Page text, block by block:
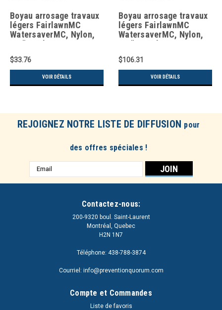
Boyau arrosage travaux
légers FairlawnMC
WatersaverMC, Nylon,
1/2" x 25'
$33.76
VOIR DÉTAILS
Boyau arrosage travaux
légers FairlawnMC
WatersaverMC, Nylon,
1/2" x 100'
$106.31
VOIR DÉTAILS
REJOIGNEZ NOTRE LISTE DE DIFFUSION pour
des offres spéciales !
Adresse
e-
Contactez-nous:
200-9320 boul. Saint-Laurent
Montréal, Quebec
H2N 1N7
Téléphone: 438-788-3874
Courriel: info@preventionquorum.com
Compte et Commandes
Liste de favoris